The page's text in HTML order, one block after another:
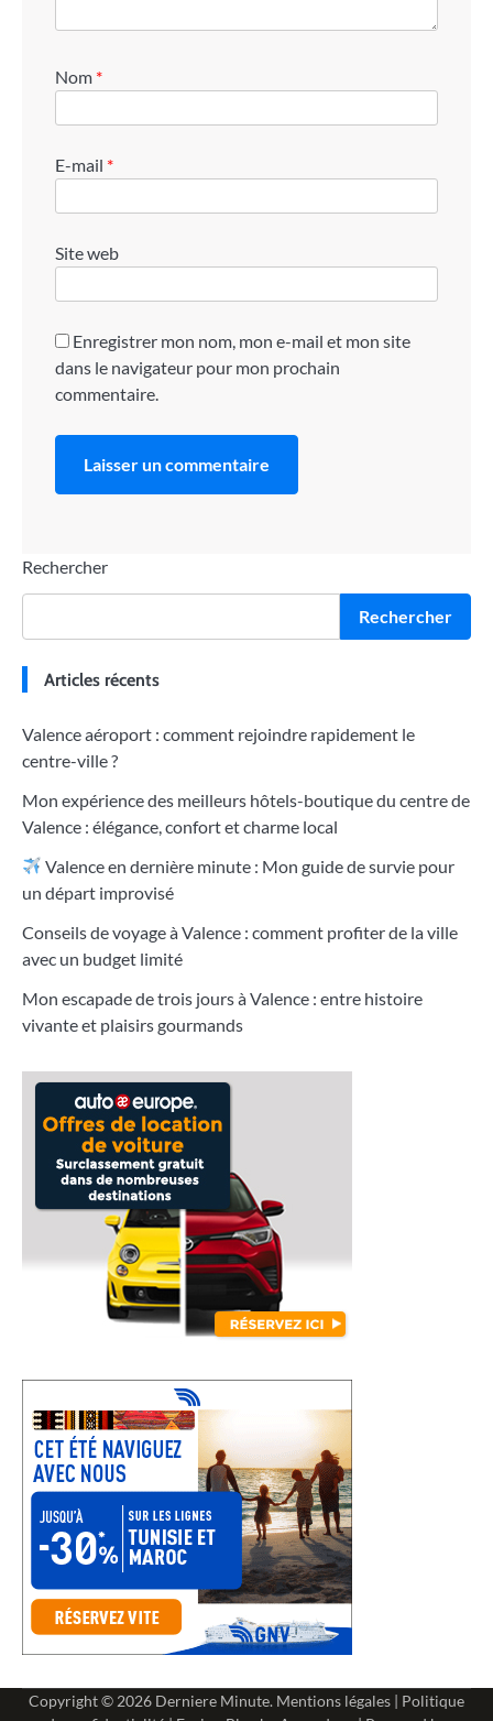
Nom *
E-mail *
Site web
Enregistrer mon nom, mon e-mail et mon site
dans le navigateur pour mon prochain
commentaire.
Rechercher
Rechercher
Articles récents
Valence aéroport : comment rejoindre rapidement le
centre-ville ?
Mon expérience des meilleurs hôtels-boutique du centre de
Valence : élégance, confort et charme local
Valence en dernière minute : Mon guide de survie pour
un départ improvisé
Conseils de voyage à Valence : comment profiter de la ville
avec un budget limité
Mon escapade de trois jours à Valence : entre histoire
vivante et plaisirs gourmands
Copyright © 2026 Derniere Minute. Mentions légales | Politique